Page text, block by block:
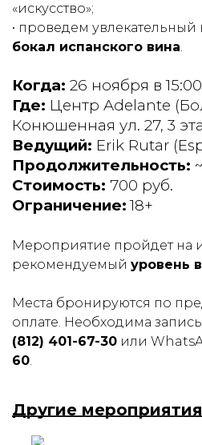
«искусство»;
• проведем увлекательный
бокал испанского вина.
Когда: 26 ноября в
Где: Центр Adelante
Конюшенная ул. 27, 3
Ведущий: Erik Rutar
Продолжительность:
Стоимость: 700 руб.
Ограничение: 18+
Мероприятие пройдет на
рекомендуемый уровень
Места бронируются по
оплате. Необходима
(812) 401-67-30 или
60.
Другие